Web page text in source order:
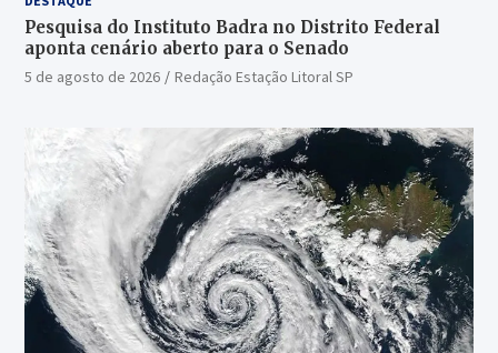
Pesquisa do Instituto Badra no Distrito Federal
aponta cenário aberto para o Senado
5 de agosto de 2026 Redação Estação Litoral SP